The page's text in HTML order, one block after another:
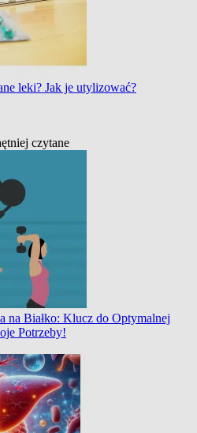
leki? Jak je utylizować?
czytane
na Białko: Klucz do Optymalnej
Potrzeby!